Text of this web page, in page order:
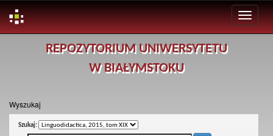
REPOZYTORIUM UNIWERSYTETU
W BIAŁYMSTOKU
Wyszukaj
Szukaj: